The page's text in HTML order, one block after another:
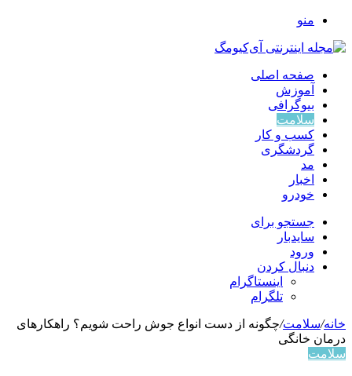
منو
صفحه اصلی
آموزش
بیوگرافی
سلامت
کسب و کار
گردشگری
مد
اخبار
خودرو
جستجو برای
سایدبار
ورود
دنبال کردن
اینستاگرام
تلگرام
خانه/سلامت/چگونه از دست انواع جوش راحت شویم؟ راهکارهای
درمان خانگی
سلامت